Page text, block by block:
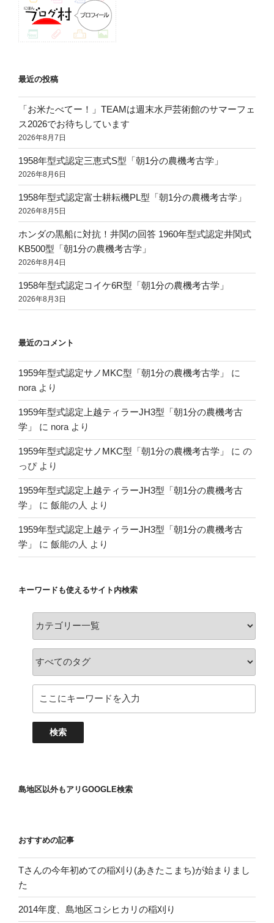
最近の投稿
「お米たべてー！」TEAMは週末水戸芸術館のサマーフェ
ス2026でお待ちしています
2026年8月7日
1958年型式認定三恵式S型「朝1分の農機考古学」
2026年8月6日
1958年型式認定富士耕耘機PL型「朝1分の農機考古学」
2026年8月5日
ホンダの黒船に対抗！井関の回答 1960年型式認定井関式
KB500型「朝1分の農機考古学」
2026年8月4日
1958年型式認定コイケ6R型「朝1分の農機考古学」
2026年8月3日
最近のコメント
1959年型式認定サノMKC型「朝1分の農機考古学」
に
noraより
1959年型式認定上越ティラーJH3型「朝1分の農機考古
学」
に noraより
1959年型式認定サノMKC型「朝1分の農機考古学」 に の
っぴより
1959年型式認定上越ティラーJH3型「朝1分の農機考古
学」
に 飯能の人 より
1959年型式認定上越ティラーJH3型「朝1分の農機考古
学」
に 飯能の人 より
キーワードも使えるサイト内検索
島地区以外もアリGOOGLE検索
おすすめの記事
Tさんの今年初めての稲刈り(あきたこまち)が始まりまし
た
2014年度、島地区コシヒカリの稲刈り